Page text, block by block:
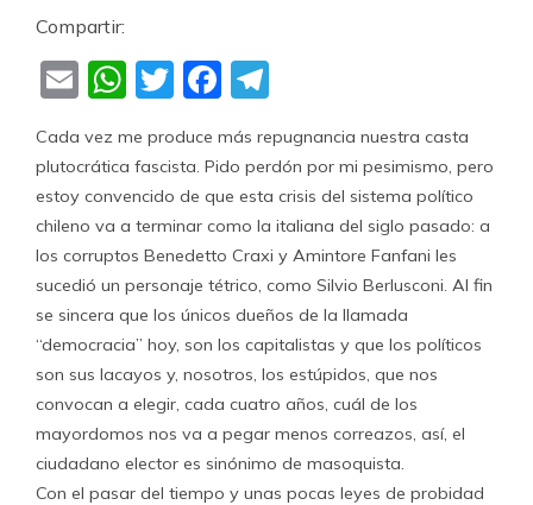
Compartir:
EmailWhatsApp
TwitterFacebook
Cada vez me produce más repugnancia nuestra casta
plutocrática fascista. Pido perdón por mi pesimismo, pero
estoy convencido de que esta crisis del sistema político
chileno va a terminar como la italiana del siglo pasado: a
los corruptos Benedetto Craxi y Amintore Fanfani les
sucedió un personaje tétrico, como Silvio Berlusconi. Al fin
se sincera que los únicos dueños de la llamada
“democracia” hoy, son los capitalistas y que los políticos
son sus lacayos y, nosotros, los estúpidos, que nos
convocan a elegir, cada cuatro años, cuál de los
mayordomos nos va a pegar menos correazos, así, el
ciudadano elector es sinónimo de masoquista.
Con el pasar del tiempo y unas pocas leyes de probidad